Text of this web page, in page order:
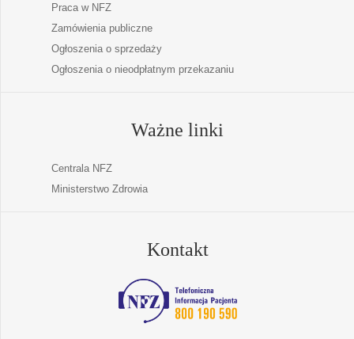
Praca w NFZ
Zamówienia publiczne
Ogłoszenia o sprzedaży
Ogłoszenia o nieodpłatnym przekazaniu
Ważne linki
Centrala NFZ
Ministerstwo Zdrowia
Kontakt